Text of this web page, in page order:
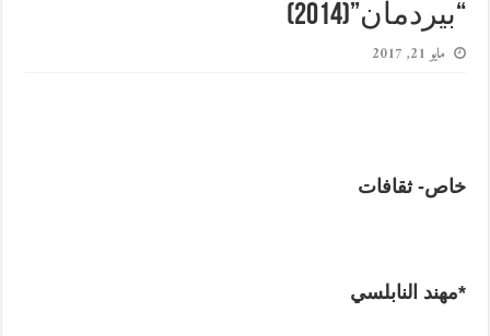
“بيردمان”(2014)
مايو 21, 2017
خاص- ثقافات
*مهند النابلسي